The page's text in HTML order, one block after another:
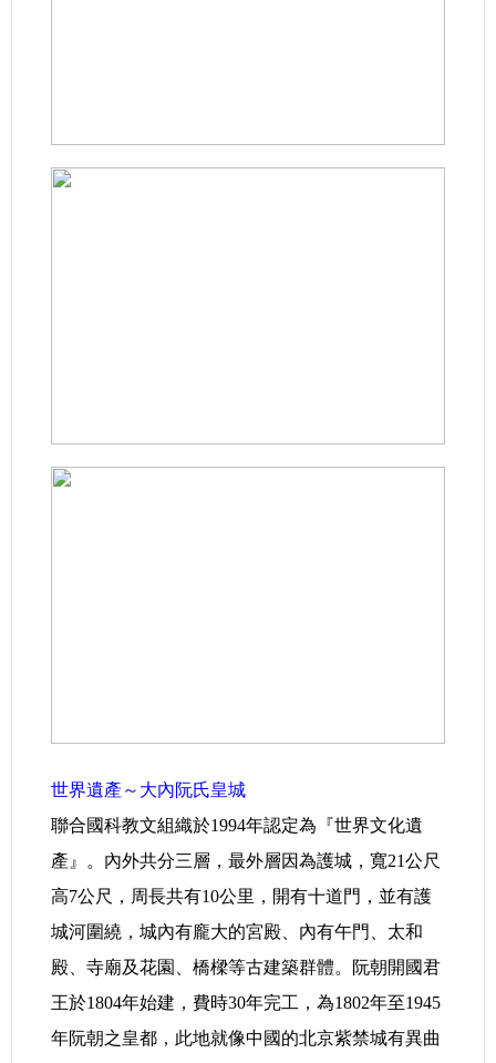
世界遺產～大內阮氏皇城
聯合國科教文組織於1994年認定為『世界文化遺
產』。內外共分三層，最外層因為護城，寬21公尺
高7公尺，周長共有10公里，開有十道門，並有護
城河圍繞，城內有龐大的宮殿、內有午門、太和
殿、寺廟及花園、橋樑等古建築群體。阮朝開國君
王於1804年始建，費時30年完工，為1802年至1945
年阮朝之皇都，此地就像中國的北京紫禁城有異曲